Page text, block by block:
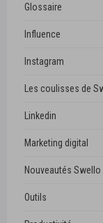
Glossaire
Influence
Instagram
Les coulisses de
Linkedin
Marketing digital
Nouveautés Swello
Outils